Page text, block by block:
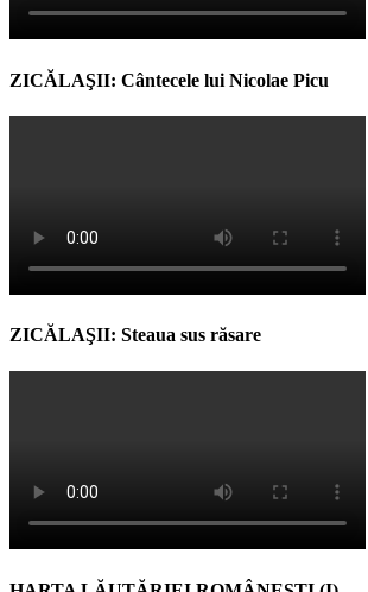
ZICĂLAŞII: Cântecele lui Nicolae Picu
ZICĂLAŞII: Steaua sus răsare